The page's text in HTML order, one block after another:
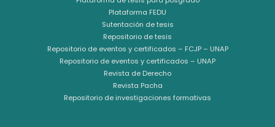
Plataforma FEDU
Sutentación de tesis
Repositorio de tesis
Repositorio de eventos y certificados – FCJP – UNAP
Repositorio de eventos y certificados – UNAP
Revista de Derecho
Revista Pacha
Repositorio de investigaciones formativas